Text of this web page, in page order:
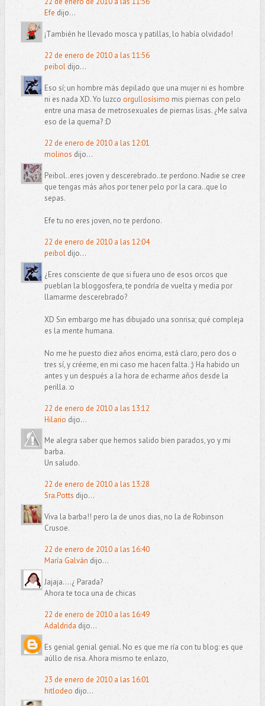
Efe dijo...
¡También he llevado mosca y patillas, lo había olvidado!
22 de enero de 2010 a las 11:56
peiboldijo...
Eso sí; un hombre más depilado que una mujer ni es hombre
ni es nada XD. Yo luzco orgullosísimo mis piernas con pelo
entre una masa de metrosexuales de piernas lisas. ¿Me salva
eso de la quema? :D
22 de enero de 2010 a las 12:01
molinos dijo...
Peibol..eres joven y descerebrado..te perdono. Nadie se cree
que tengas más años por tener pelo por la cara..que lo
sepas.
Efe tu no eres joven, no te perdono.
22 de enero de 2010 a las 12:04
peiboldijo...
¿Eres consciente de que si fuera uno de esos orcos que
pueblan la bloggosfera, te pondría de vuelta y media por
llamarme descerebrado?
XD Sin embargo me has dibujado una sonrisa; qué compleja
es la mente humana.
No me he puesto diez años encima, está claro, pero dos o
tres sí, y créeme, en mi caso me hacen falta. ;) Ha habido un
antes y un después a la hora de echarme años desde la
perilla. :o
22 de enero de 2010 a las 13:12
Hilario dijo...
Me alegra saber que hemos salido bien parados, yo y mi
barba.
Un saludo.
22 de enero de 2010 a las 13:28
Sra.Potts dijo...
Viva la barba!! pero la de unos dias, no la de Robinson
Crusoe.
22 de enero de 2010 a las 16:40
María Galván dijo...
Jajaja....¿ Parada?
Ahora te toca una de chicas
22 de enero de 2010 a las 16:49
Adaldrida dijo...
Es genial genial genial. No es que me ría con tu blog: es que
aúllo de risa. Ahora mismo te enlazo,
23 de enero de 2010 a las 16:01
hitlodeo dijo...